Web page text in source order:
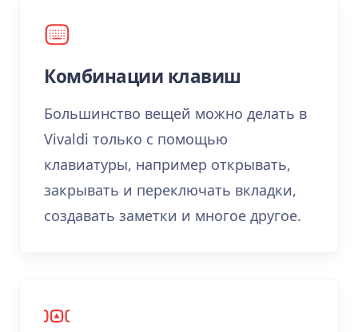
Комбинации клавиш
Большинство вещей можно делать в
Vivaldi только с помощью
клавиатуры, например открывать,
закрывать и переключать вкладки,
создавать заметки и многое другое.